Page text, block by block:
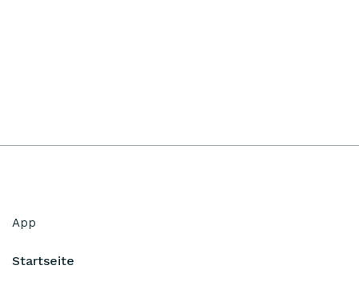
App
Startseite